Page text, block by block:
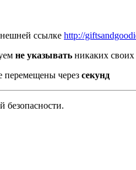
ссылке http://
не указывать никаких
перемещены через секунд